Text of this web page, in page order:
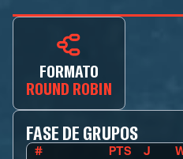
FORMATO
ROUND ROBIN
FASE DE GRUPOS
# PTS J